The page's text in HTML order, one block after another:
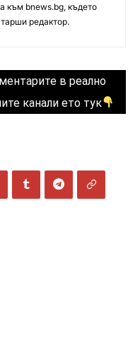
към bnews.bg, където
редактор.
в реално
канали ето тук